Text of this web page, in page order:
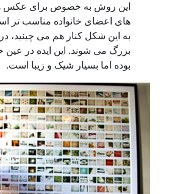
این روش به خصوص برای عکس
های اعضای خانواده مناسب تر
به این شکل کنار هم می چینید، در
بزرگ می شوند. این ایده در
بوده اما بسیار شیک و زیبا است.